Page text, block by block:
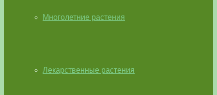
Многолетние растения
Лекарственные растения